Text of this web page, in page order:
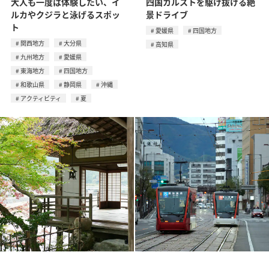
ルカやクジラと泳げるスポッ
ト
関西地方
大分県
九州地方
愛媛県
東海地方
四国地方
和歌山県
静岡県
沖縄
アクティビティ
夏
景ドライブ
愛媛県
四国地方
高知県